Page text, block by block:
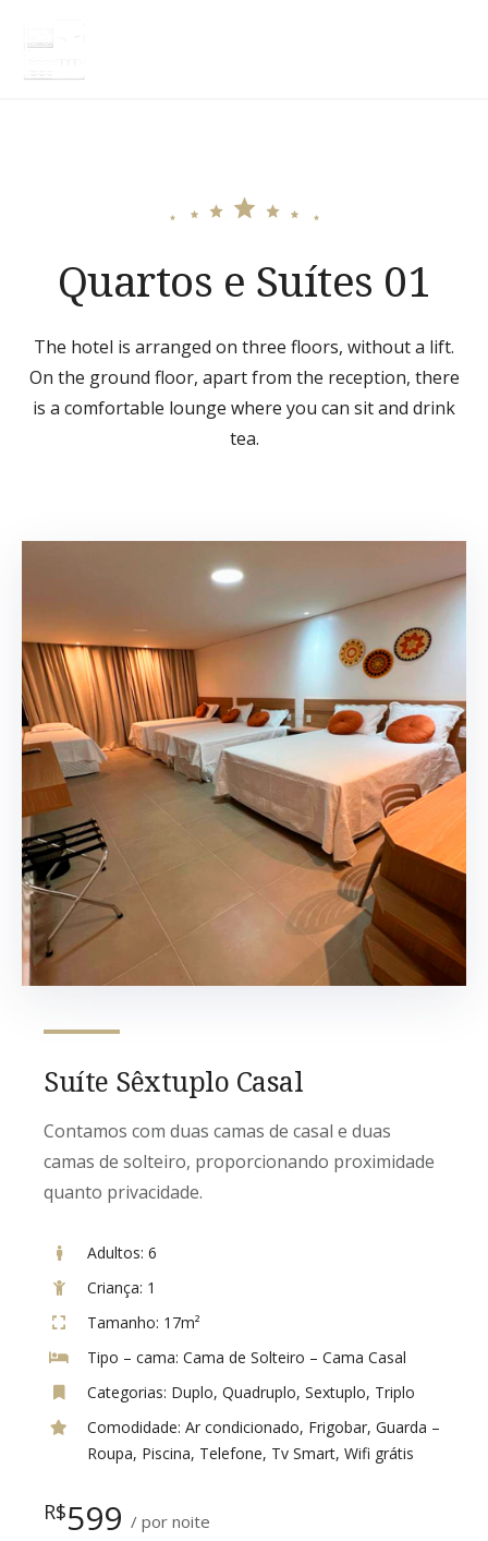
content
Quartos e Suítes 01
The hotel is arranged on three floors, without a lift.
On the ground floor, apart from the reception, there
is a comfortable lounge where you can sit and drink
tea.
Suíte Sêxtuplo Casal
Contamos com duas camas de casal e duas
camas de solteiro, proporcionando proximidade
quanto privacidade.
Adultos: 6
Criança: 1
Tamanho: 17m²
Tipo – cama: Cama de Solteiro – Cama Casal
Categorias: Duplo, Quadruplo, Sextuplo, Triplo
Comodidade: Ar condicionado, Frigobar, Guarda –
Roupa, Piscina, Telefone, Tv Smart, Wifi grátis
R$599 por noite